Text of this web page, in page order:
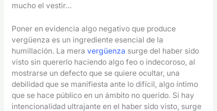
mucho el vestir…
Poner en evidencia algo negativo que produce
vergüenza es un ingrediente esencial de la
humillación. La mera vergüenza surge del haber sido
visto sin quererlo haciendo algo feo o indecoroso, al
mostrarse un defecto que se quiere ocultar, una
debilidad que se manifiesta ante lo difícil, algo íntimo
que se hace público en un ámbito no querido. Si hay
intencionalidad ultrajante en el haber sido visto, surge